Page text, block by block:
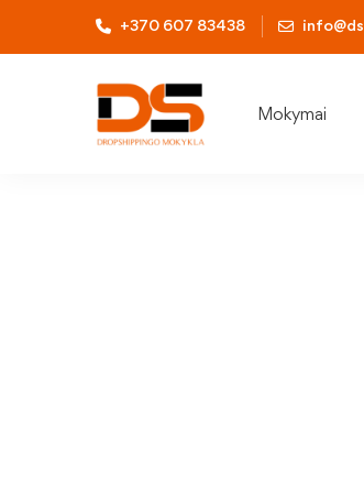
+370 607 83438
Mokymai